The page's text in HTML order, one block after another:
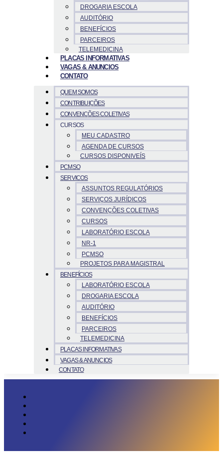
DROGARIA ESCOLA
AUDITÓRIO
BENEFÍCIOS
PARCEIROS
TELEMEDICINA
PLACAS INFORMATIVAS
VAGAS & ANUNCIOS
CONTATO
QUEM SOMOS
CONTRIBUIÇÕES
CONVENÇÕES COLETIVAS
CURSOS
MEU CADASTRO
AGENDA DE CURSOS
CURSOS DISPONIVEÍS
PCMSO
SERVICOS
ASSUNTOS REGULATÓRIOS
SERVIÇOS JURÍDICOS
CONVENÇÕES COLETIVAS
CURSOS
LABORATÓRIO ESCOLA
NR-1
PCMSO
PROJETOS PARA MAGISTRAL
BENEFÍCIOS
LABORATÓRIO ESCOLA
DROGARIA ESCOLA
AUDITÓRIO
BENEFÍCIOS
PARCEIROS
TELEMEDICINA
PLACAS INFORMATIVAS
VAGAS & ANUNCIOS
CONTATO